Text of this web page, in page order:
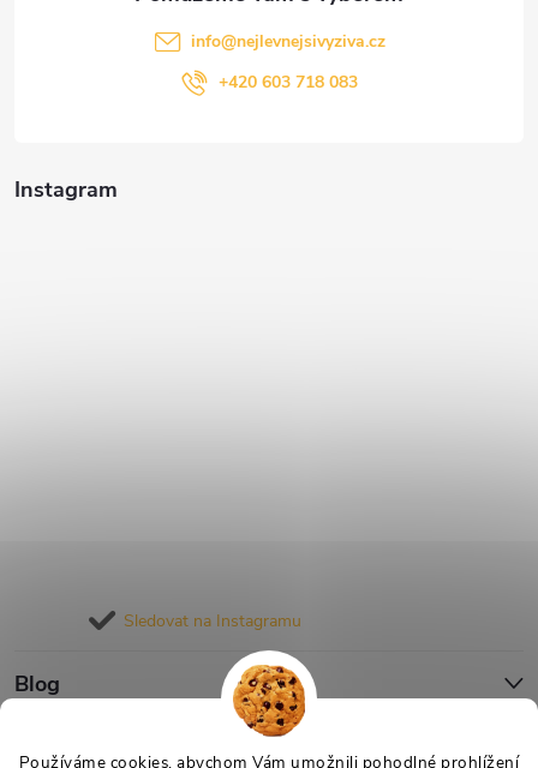
Používáme cookies, abychom Vám umožnili pohodlné prohlížení
Instagram
Sledovat na Instagramu
Blog
Informace pro vás
info@nejlevnejsivyziva.cz
+420 603 718 083